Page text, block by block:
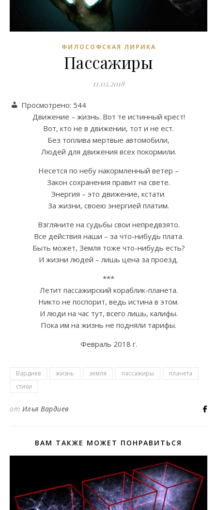
ФИЛОСОФСКАЯ ЛИРИКА
Пассажиры
11.02.2018
Просмотрено: 544
Движение – жизнь. Вот те истинный крест!
Вот, кто не в движении, тот и не ест.
Без топлива мертвые автомобили,
Людей для движения всех покормили.
Несется по небу накормленный ветер –
Закон сохранения правит на свете.
Энергия – это движение, кстати.
За жизни, своею энергией платим.
Взгляните на судьбы свои непредвзято.
Все действия наши – за что-нибудь плата.
Быть может, Земля тоже что-нибудь есть?
И жизни людей – лишь цена за проезд.
***
Летит пассажирский кораблик-планета.
Никто не поспорит, ведь истина в этом.
И люди на час тут, всего лишь, калифы.
Пока им на жизнь не подняли тарифы.
Февраль 2018 г.
Вардиев жизнь земля пассажиры
планета
стихи
от Илья Вардиев
ВАМ ТАКЖЕ МОЖЕТ ПОНРАВИТЬСЯ